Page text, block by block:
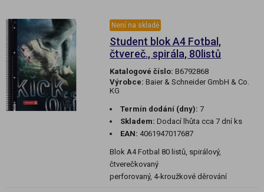
Není na skladě
Student blok A4 Fotbal,
čtvereč., spirála, 80listů
Katalogové číslo: B6792868
Výrobce: Baier & Schneider GmbH & Co.
KG
Termín dodání (dny): 7
Skladem: Dodací lhůta cca 7 dní ks
EAN: 4061947017687
Blok A4 Fotbal 80 listů, spirálový,
čtverečkovaný
perforovaný, 4-kroužkové děrování